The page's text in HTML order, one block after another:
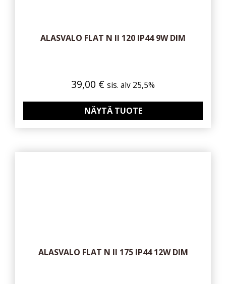
ALASVALO FLAT N II 120 IP44 9W DIM
39,00 € sis. alv 25,5%
NÄYTÄ TUOTE
ALASVALO FLAT N II 175 IP44 12W DIM